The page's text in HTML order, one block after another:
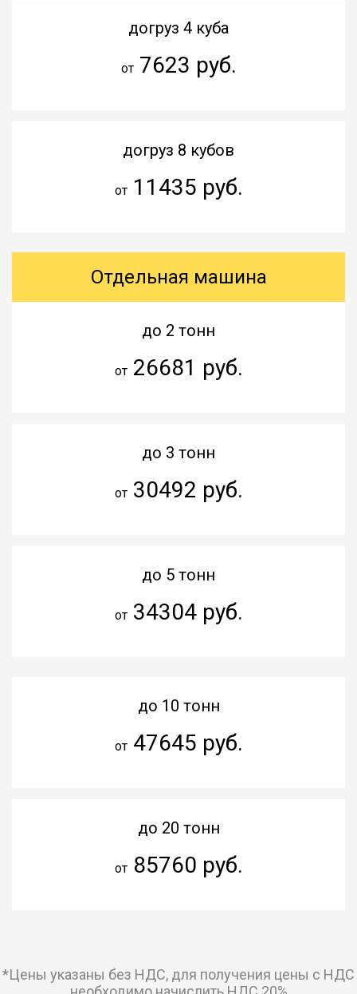
догруз 4 куба
от7623 руб.
догруз 8 кубов
от11435 руб.
Отдельная машина
до 2 тонн
от26681 руб.
до 3 тонн
от30492 руб.
до 5 тонн
от34304 руб.
до 10 тонн
от47645 руб.
до 20 тонн
от85760 руб.
*Цены указаны без НДС, для получения цены с НДС